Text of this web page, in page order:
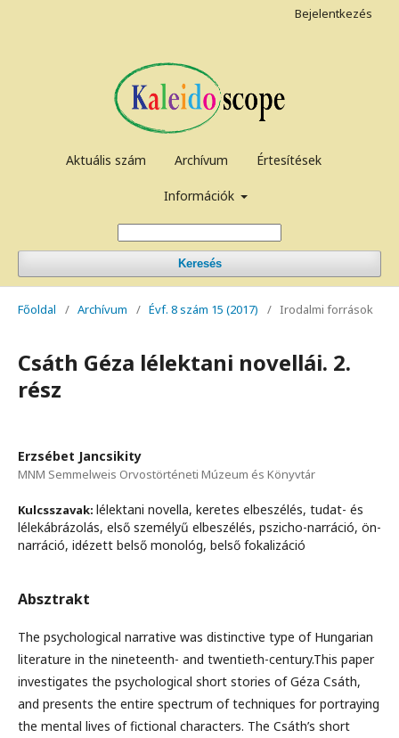
Aktuális szám Archívum Értesítések
Információk
Keresés
Bejelentkezés
Főoldal / Archívum / Évf. 8 szám 15 (2017) / Irodalmi források
Csáth Géza lélektani novellái. 2.
rész
Erzsébet Jancsikity
MNM Semmelweis Orvostörténeti Múzeum és Könyvtár
Kulcsszavak: lélektani novella, keretes elbeszélés, tudat- és
lélekábrázolás, első személyű elbeszélés, pszicho-narráció, ön-
narráció, idézett belső monológ, belső fokalizáció
Absztrakt
The psychological narrative was distinctive type of Hungarian
literature in the nineteenth- and twentieth-century.This paper
investigates the psychological short stories of Géza Csáth,
and presents the entire spectrum of techniques for portraying
the mental lives of fictional characters. The Csáth’s short